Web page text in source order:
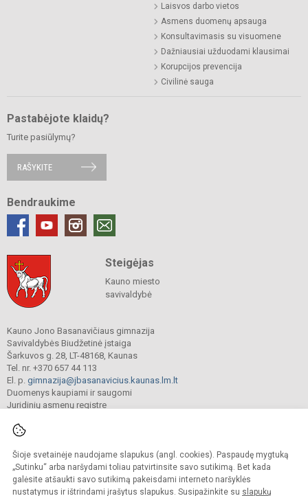
Šioje svetainėje naudojame slapukus (angl. cookies). Paspaudę mygtuką
„Sutinku“ arba naršydami toliau patvirtinsite savo sutikimą. Bet kada
galėsite atšaukti savo sutikimą pakeisdami interneto naršyklės
nustatymus ir ištrindami įrašytus slapukus. Susipažinkite su slapukų
Laisvos darbo vietos
Asmens duomenų apsauga
Konsultavimasis su visuomene
Dažniausiai užduodami klausimai
Korupcijos prevencija
Civilinė sauga
Pastabėjote klaidų?
Turite pasiūlymų?
RAŠYKITE
Bendraukime
Steigėjas
Kauno miesto
savivaldybė
Kauno Jono Basanavičiaus gimnazija
Savivaldybės Biudžetinė įstaiga
Šarkuvos g. 28, LT-48168, Kaunas
Tel. nr. +370 657 44 113
El. p. gimnazija@jbasanavicius.kaunas.lm.lt
Duomenys kaupiami ir saugomi
Juridinių asmenų registre
© 2018. Kauno Jono Basanavičiaus gimnazija. Visos teisės saugomos.
Kopijuoti turinį be raštiško gimnazijos sutikimo griežtai draudžiama.